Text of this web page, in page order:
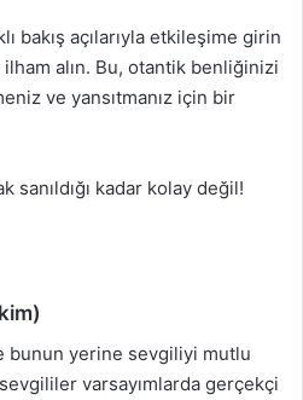
bakış açılarıyla etkileşime girin
alın. Bu, otantik benliğinizi
ve yansıtmanız için bir
sanıldığı kadar kolay değil!
bunun yerine sevgiliyi mutlu
varsayımlarda gerçekçi